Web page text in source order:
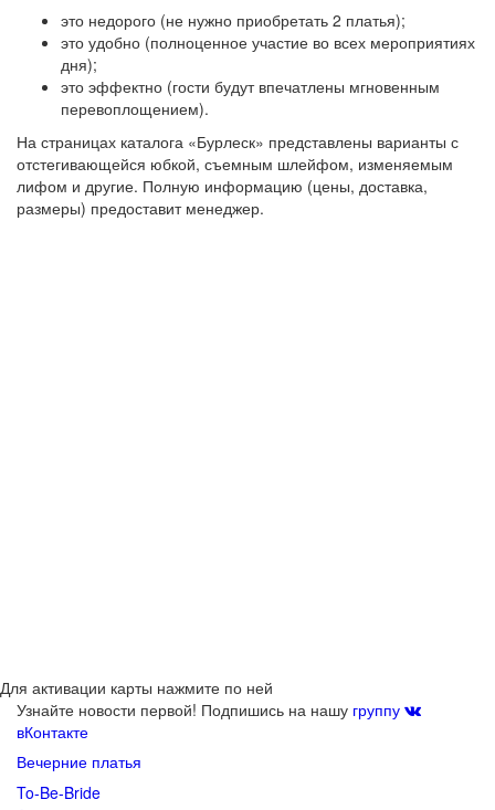
это недорого (не нужно приобретать 2 платья);
это удобно (полноценное участие во всех мероприятиях
дня);
это эффектно (гости будут впечатлены мгновенным
перевоплощением).
На страницах каталога «Бурлеск» представлены варианты с
отстегивающейся юбкой, съемным шлейфом, изменяемым
лифом и другие. Полную информацию (цены, доставка,
размеры) предоставит менеджер.
Для активации карты нажмите по ней
Узнайте новости первой! Подпишись на нашу группу
вКонтакте
Вечерние платья
To-Be-Bride